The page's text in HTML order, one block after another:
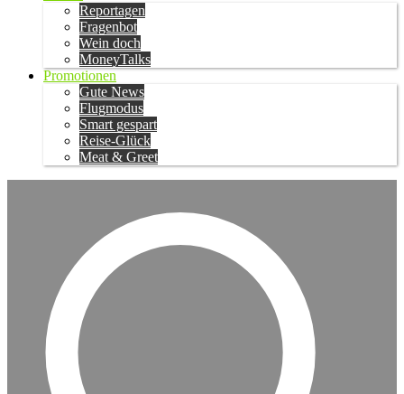
Reportagen
Fragenbot
Wein doch
MoneyTalks
Promotionen
Gute News
Flugmodus
Smart gespart
Reise-Glück
Meat & Greet